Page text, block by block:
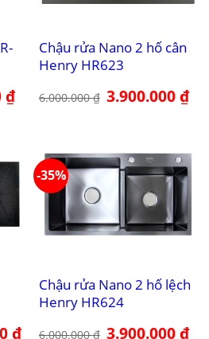
₫Giá
hiện
Chậu rửa Nano 2 hố cân
Henry HR623
6.000.000₫ Giá
gốc
3.900.000₫Giá
₫Giá
-35%
Chậu rửa Nano 2 hố lệch
Henry HR624
6.000.000₫ Giá
3.900.000₫Giá